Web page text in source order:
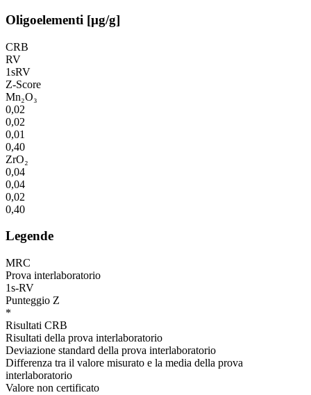
Oligoelementi [µg/g]
CRB
RV
1sRV
Z-Score
Mn₂O₃
0,02
0,02
0,01
0,40
ZrO₂
0,04
0,04
0,02
0,40
Legende
MRC
Prova interlaboratorio
1s-RV
Punteggio Z
*
Risultati CRB
Risultati della prova interlaboratorio
Deviazione standard della prova interlaboratorio
Differenza tra il valore misurato e la media della prova
interlaboratorio
Valore non certificato